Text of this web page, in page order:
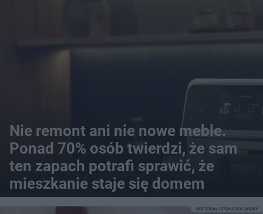
Nie remont ani nie nowe meble.
Ponad 70% osób twierdzi, że sam
ten zapach potrafi sprawić, że
mieszkanie staje się domem
MATERIAŁ SPONSOROWANY